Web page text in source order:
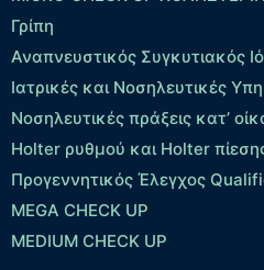
Γρίπη
Αναπνευστικός Συγκυτιακός
Ιατρικές και Νοσηλευτικές
Νοσηλευτικές πράξεις κατ’
Holter ρυθμού και Holter
Προγεννητικός Έλεγχος
MEGA CHECK UP
MEDIUM CHECK UP